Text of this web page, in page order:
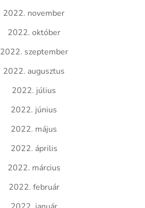
2022. november
2022. október
2022. szeptember
2022. augusztus
2022. július
2022. június
2022. május
2022. április
2022. március
2022. február